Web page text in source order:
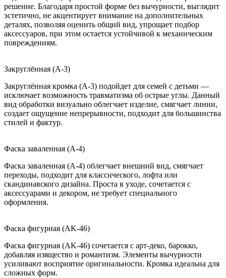
решение. Благодаря простой форме без вычурности, выглядит
эстетично, не акцентирует внимание на дополнительных
деталях, позволяя оценить общий вид, упрощает подбор
аксессуаров, при этом остается устойчивой к механическим
повреждениям.
Закруглённая (A-3)
Закруглённая кромка (A-3) подойдет для семей с детьми —
исключает возможность травматизма об острые углы. Данный
вид обработки визуально облегчает изделие, смягчает линии,
создает ощущение непрерывности, подходит для большинства
стилей и фактур.
Фаска заваленная (A-4)
Фаска заваленная (A-4) облегчает внешний вид, смягчает
переходы, подходит для классического, лофта или
скандинавского дизайна. Проста в уходе, сочетается с
аксессуарами и декором, не требует специального
оформления.
Фаска фигурная (AK-46)
Фаска фигурная (AK-46) сочетается с арт-деко, барокко,
добавляя изящество и романтизм. Элементы вычурности
усиливают восприятие оригинальности. Кромка идеальна для
сложных форм.